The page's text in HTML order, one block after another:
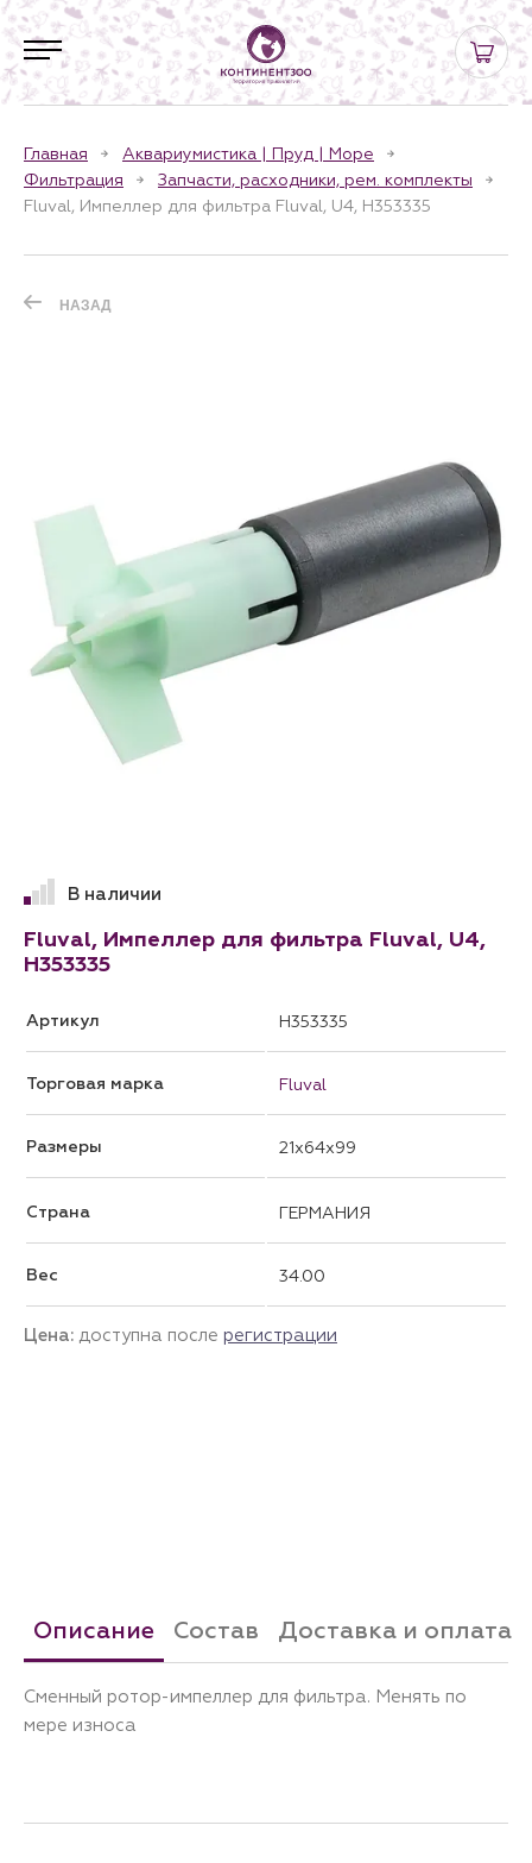
Главная
Аквариумистика | Пруд | Море
Фильтрация
Запчасти, расходники, рем. комплекты
Fluval, Импеллер для фильтра Fluval, U4, H353335
НАЗАД
В наличии
Fluval, Импеллер для фильтра Fluval, U4,
H353335
Артикул H353335
Торговая марка Fluval
Размеры 21x64x99
Страна ГЕРМАНИЯ
Вес 34.00
Цена: доступна после регистрации
Описание Состав Доставка и оплата
Сменный ротор-импеллер для фильтра. Менять по
мере износа